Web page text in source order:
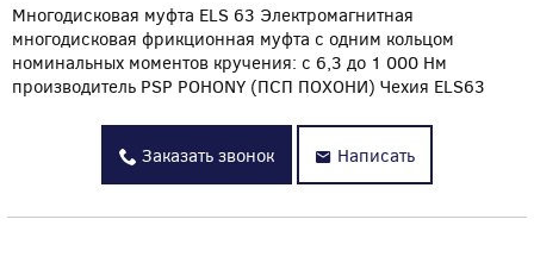
Многодисковая муфта ELS 63 Электромагнитная
многодисковая фрикционная муфта с одним кольцом
номинальных моментов кручения: с 6,3 до 1 000 Нм
производитель PSP POHONY (ПСП ПОХОНИ) Чехия ELS63
Заказать звонок Написать